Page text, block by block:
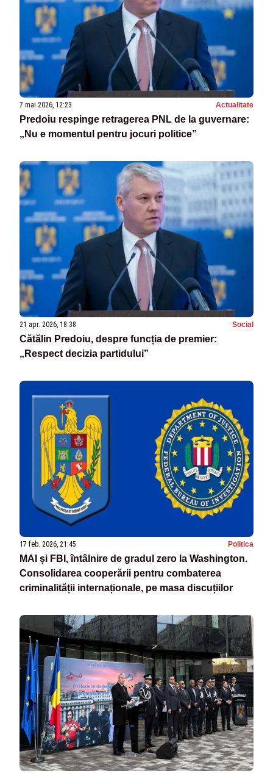
7 mai 2026, 12:23 Actualitate
Predoiu respinge retragerea PNL de la guvernare:
„Nu e momentul pentru jocuri politice”
21 apr. 2026, 18:38 Social
Cătălin Predoiu, despre funcția de premier:
„Respect decizia partidului”
17 feb. 2026, 21:45 Politica
MAI și FBI, întâlnire de gradul zero la Washington.
Consolidarea cooperării pentru combaterea
criminalității internaționale, pe masa discuțiilor